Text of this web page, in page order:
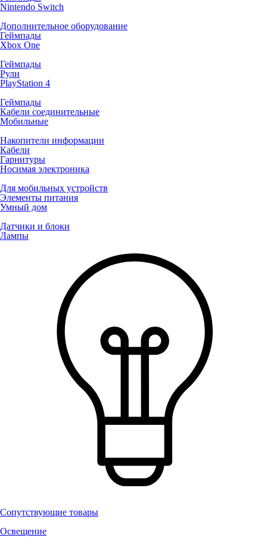
Nintendo Switch
Дополнительное оборудование
Геймпады
Xbox One
Геймпады
Рули
PlayStation 4
Геймпады
Кабели соединительные
Мобильные
Накопители информации
Кабели
Гарнитуры
Носимая электроника
Для мобильных устройств
Элементы питания
Умный дом
Датчики и блоки
Лампы
Сопутствующие товары
Освещение